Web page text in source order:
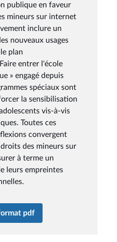
publique en faveur
mineurs sur internet
inclure un
nouveaux usages
plan
entrer l'école
» engagé depuis
spéciaux sont
la sensibilisation
vis-à-vis
Toutes ces
convergent
des mineurs sur
à terme un
leurs empreintes
pdf